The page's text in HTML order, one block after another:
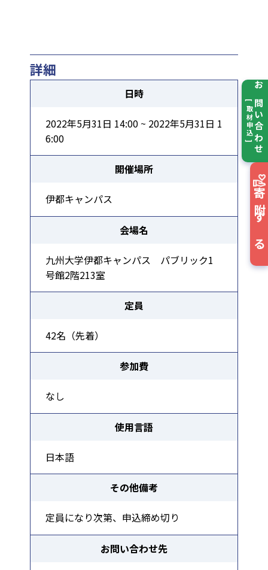
お問い合わせ
[ 取材申込 ]
寄附する
詳細
日時
2022年5月31日 14:00 ~ 2022年5月31日 1
6:00
開催場所
伊都キャンパス
会場名
九州大学伊都キャンパス パブリック1
号館2階213室
定員
42名（先着）
参加費
なし
使用言語
日本語
その他備考
定員になり次第、申込締め切り
お問い合わせ先